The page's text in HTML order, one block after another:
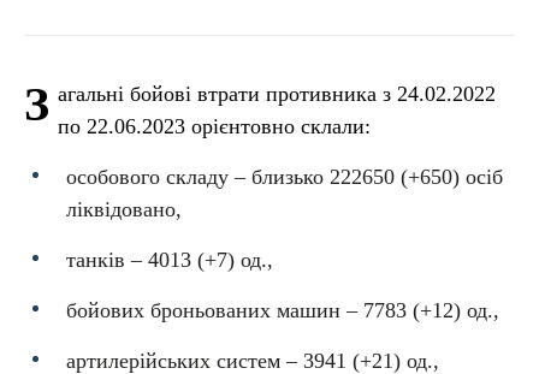
З агальні бойові втрати противника з 24.02.2022
по 22.06.2023 орієнтовно склали:
особового складу ‒ близько 222650 (+650) осіб
ліквідовано,
танків ‒ 4013 (+7) од.,
бойових броньованих машин ‒ 7783 (+12) од.,
артилерійських систем – 3941 (+21) од.,